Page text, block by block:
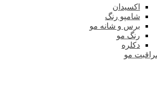
اکسیدان
شامپو رنگ
برس و شانه مو
رنگ مو
دکلره
مو